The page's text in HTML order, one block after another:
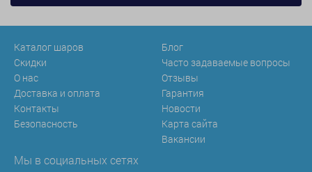
Каталог шаров
Скидки
О нас
Доставка и оплата
Контакты
Безопасность
Блог
Часто задаваемые вопросы
Отзывы
Гарантия
Новости
Карта сайта
Вакансии
Мы в социальных сетях